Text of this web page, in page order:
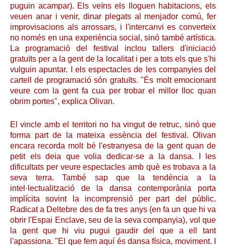
puguin acampar). Els veïns els lloguen habitacions, els
veuen anar i venir, dinar plegats al menjador comú, fer
improvisacions als arrossars, i l'intercanvi es converteix
no només en una experiència social, sinó també artística.
La programació del festival inclou tallers d'iniciació
gratuïts per a la gent de la localitat i per a tots els que s'hi
vulguin apuntar. I els espectacles de les companyies del
cartell de programació són gratuïts. "És molt emocionant
veure com la gent fa cua per trobar el millor lloc quan
obrim portes", explica Olivan.
El vincle amb el territori no ha vingut de retruc, sinó que
forma part de la mateixa essència del festival. Olivan
encara recorda molt bé l'estranyesa de la gent quan de
petit els deia que volia dedicar-se a la dansa. I les
dificultats per veure espectacles amb què es trobava a la
seva terra. També sap que la tendència a la
intel·lectualització de la dansa contemporània porta
implícita sovint la incomprensió per part del públic.
Radicat a Deltebre des de fa tres anys (en fa un que hi va
obrir l'Espai Enclave, seu de la seva companyia), vol que
la gent que hi viu pugui gaudir del que a ell tant
l'apassiona. "El que fem aquí és dansa física, moviment. I